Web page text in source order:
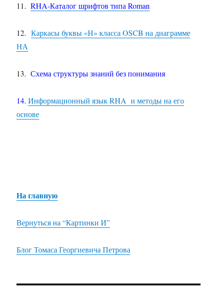
11.RHA-Каталог шрифтов типа Roman
12.Каркасы буквы «Н» класса OSCB на диаграмме
НА
13.Схема структуры знаний без понимания
14.Информационный язык RHA и методы на его
основе
На главную
Вернуться на “Картинки И”
Блог Томаса Георгиевича Петрова